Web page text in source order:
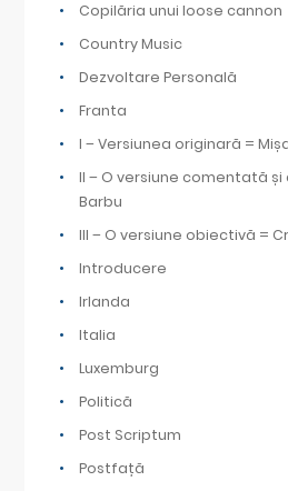
Copilăria unui loose cannon
Country Music
Dezvoltare Personală
Franta
I – Versiunea originară =
II – O versiune comentată
Barbu
III – O versiune obiectivă =
Introducere
Irlanda
Italia
Luxemburg
Politică
Post Scriptum
Postfață